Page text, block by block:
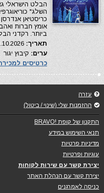
הבלט הישראלי
השלג"
כריסטיאן
אומץ חברות
ביותר. רקדני
תאריך:
ערים: קיבוץ יגור
כרטיסים
עזרה
ההזמנות שלי (שינוי / ביטול)
התקנון של קופת !BRAVO
תנאי השימוש במידע
מדיניות פרטיות
עוגיות ופרטיות
יצירת קשר עם שירות לקוחות
יצירת קשר עם הנהלת האתר
כניסה לאמרגנים